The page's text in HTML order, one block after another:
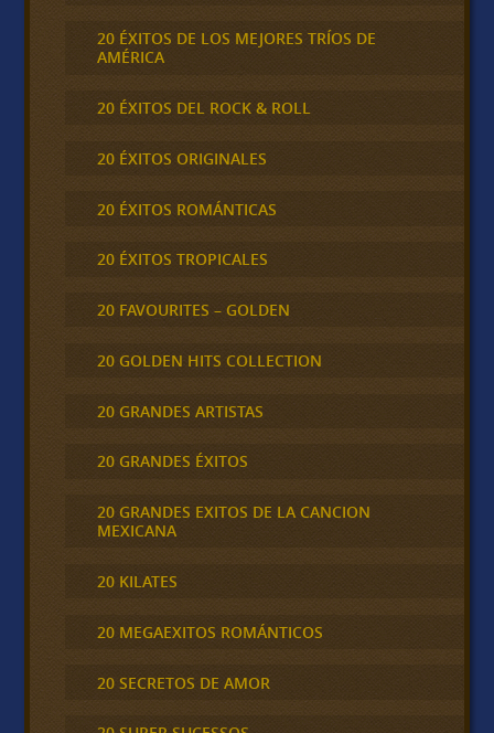
20 ÉXITOS DE LOS MEJORES TRÍOS DE
AMÉRICA
20 ÉXITOS DEL ROCK & ROLL
20 ÉXITOS ORIGINALES
20 ÉXITOS ROMÁNTICAS
20 ÉXITOS TROPICALES
20 FAVOURITES – GOLDEN
20 GOLDEN HITS COLLECTION
20 GRANDES ARTISTAS
20 GRANDES ÉXITOS
20 GRANDES EXITOS DE LA CANCION
MEXICANA
20 KILATES
20 MEGAEXITOS ROMÁNTICOS
20 SECRETOS DE AMOR